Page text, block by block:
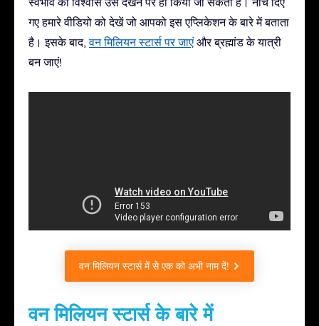
गए हमारे वीडियो को देखें जो आपको इस एप्लिकेशन के बारे में बताता
है। इसके बाद,वन मिलियन स्टार्स पर जाएंऔर ब्रह्मांड के यात्री
बन जाएं!
वन मिलियन स्टार्स में से एक को अभी नाम दें!
वन मिलियन स्टार्स के बारे में